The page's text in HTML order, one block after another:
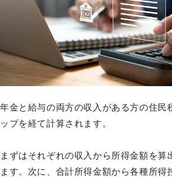
年金と給与の両方の収入がある方の住民
ップを経て計算されます。
まずはそれぞれの収入から所得金額を算
ます。次に、合計所得金額から各種所得